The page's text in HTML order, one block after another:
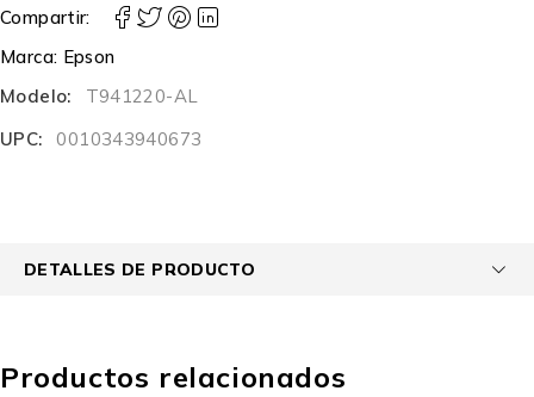
Compartir:
Marca: Epson
Modelo:
T941220-AL
UPC:
0010343940673
DETALLES DE PRODUCTO
Productos relacionados